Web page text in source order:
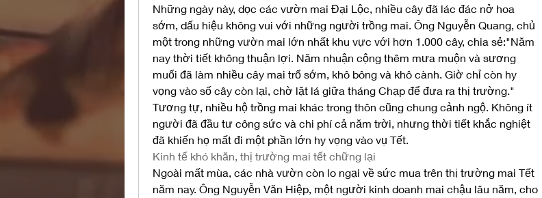
Những ngày này, dọc các vườn mai Đại Lộc, nhiều cây đã lác đác nở hoa
sớm, dấu hiệu không vui với những người trồng mai. Ông Nguyễn Quang, chủ
một trong những vườn mai lớn nhất khu vực với hơn 1.000 cây, chia sẻ:"Năm
nay thời tiết không thuận lợi. Năm nhuận cộng thêm mưa muộn và sương
muối đã làm nhiều cây mai trổ sớm, khô bông và khô cành. Giờ chỉ còn hy
vọng vào số cây còn lại, chờ lặt lá giữa tháng Chạp để đưa ra thị trường."
Tương tự, nhiều hộ trồng mai khác trong thôn cũng chung cảnh ngộ. Không ít
người đã đầu tư công sức và chi phí cả năm trời, nhưng thời tiết khắc nghiệt
đã khiến họ mất đi một phần lớn hy vọng vào vụ Tết.
Kinh tế khó khăn, thị trường mai tết chững lại
Ngoài mất mùa, các nhà vườn còn lo ngại về sức mua trên thị trường mai Tết
năm nay. Ông Nguyễn Văn Hiệp, một người kinh doanh mai chậu lâu năm, cho